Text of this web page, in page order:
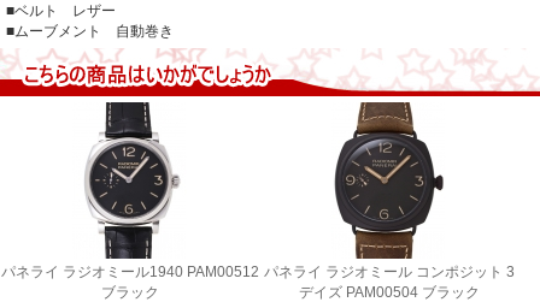
■ベルト レザー
■ムーブメント 自動巻き
パネライ ラジオミール1940 PAM00512
ブラック
パネライ ラジオミール コンポジット 3
デイズ PAM00504 ブラック